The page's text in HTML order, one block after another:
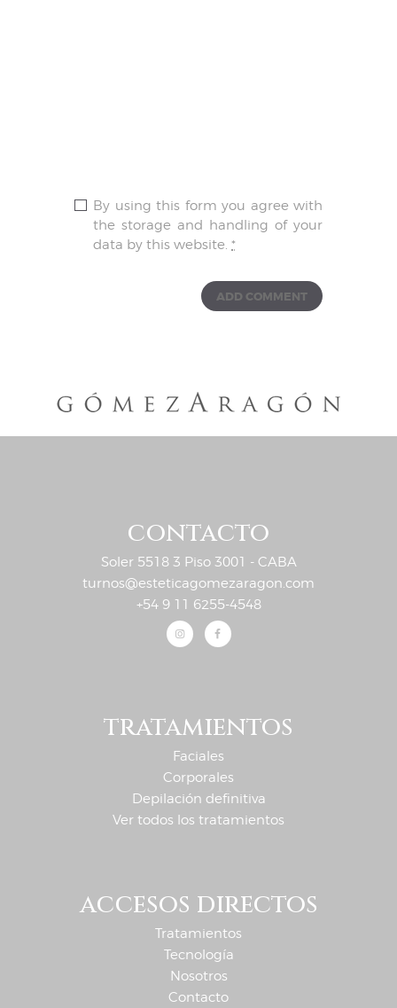
By using this form you agree with
the storage and handling of your
data by this website. *
contacto
Soler 5518 3 Piso 3001 - CABA
turnos@esteticagomezaragon.com
+54 9 11 6255-4548
tratamientos
Faciales
Corporales
Depilación definitiva
Ver todos los tratamientos
accesos directos
Tratamientos
Tecnología
Nosotros
Contacto